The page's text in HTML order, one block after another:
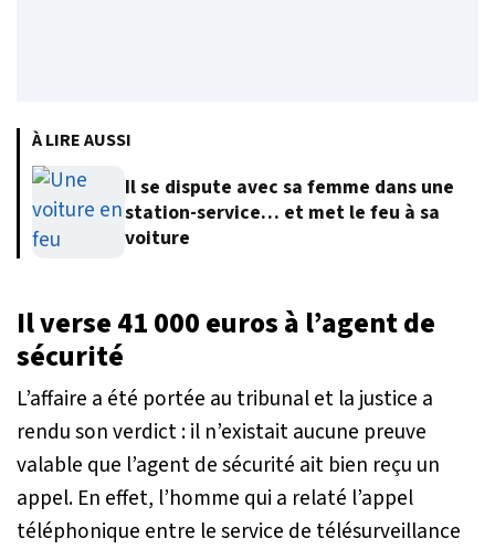
À LIRE AUSSI
Il se dispute avec sa femme dans une
station-service… et met le feu à sa
voiture
Il verse 41 000 euros à l’agent de
sécurité
L’affaire a été portée au tribunal et la justice a
rendu son verdict : il n’existait aucune preuve
valable que l’agent de sécurité ait bien reçu un
appel. En effet, l’homme qui a relaté l’appel
téléphonique entre le service de télésurveillance